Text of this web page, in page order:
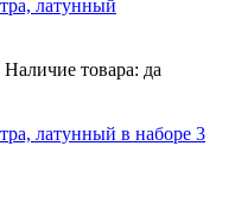
Наличие товара: да